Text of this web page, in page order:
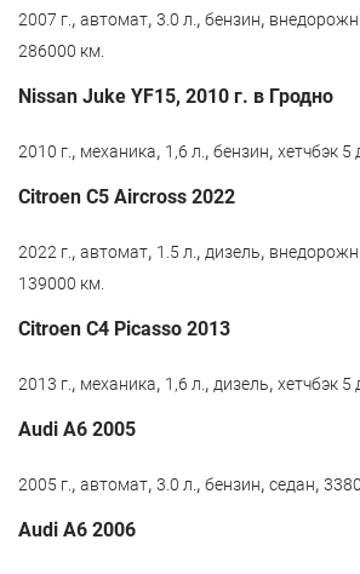
2007 г., автомат, 3.0 л., бензин,
286000 км.
Nissan Juke YF15, 2010 г. в Гродно
2010 г., механика, 1,6 л., бензин, хетчбэк 5
Citroen С5 Aircross 2022
2022 г., автомат, 1.5 л., дизель,
139000 км.
Citroen C4 Picasso 2013
2013 г., механика, 1,6 л., дизель, хетчбэк 5
Audi A6 2005
2005 г., автомат, 3.0 л., бензин, седан,
Audi A6 2006